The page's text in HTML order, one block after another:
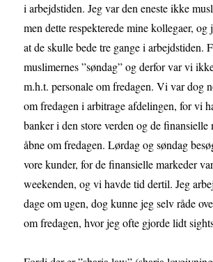
i arbejdstiden. Jeg var den eneste ikke
men dette respekterede mine kollegaer, og
at de skulle bede tre gange i arbejdstiden.
muslimernes ”søndag” og derfor var vi
m.h.t. personale om fredagen. Vi var dog
om fredagen i arbitrage afdelingen, for vi
banker i den store verden og de finansielle
åbne om fredagen. Lørdag og søndag
vore kunder, for de finansielle markeder
weekenden, og vi havde tid dertil. Jeg
dage om ugen, dog kunne jeg selv råde
om fredagen, hvor jeg ofte gjorde lidt